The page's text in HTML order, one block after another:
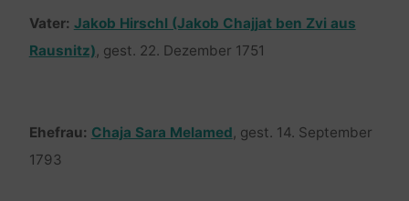
Vater: Jakob Hirschl (Jakob Chajjat ben Zvi aus
Rausnitz), gest. 22. Dezember 1751
Ehefrau: Chaja Sara Melamed, gest. 14. September
1793